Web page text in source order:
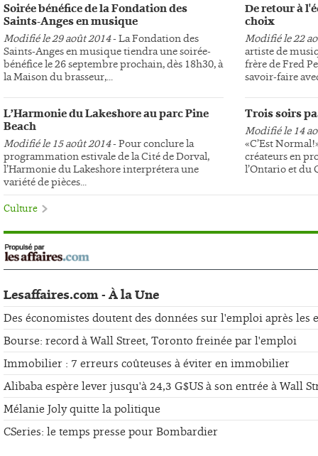
Soirée bénéfice de la Fondation des
Saints-Anges en musique
Modifié le 29 août 2014- La Fondation des
Saints-Anges en musique tiendra une soirée-
bénéfice le 26 septembre prochain, dès 18h30, à
la Maison du brasseur,...
L’Harmonie du Lakeshore au parc Pine
Beach
Modifié le 15 août 2014- Pour conclure la
programmation estivale de la Cité de Dorval,
l’Harmonie du Lakeshore interprétera une
variété de pièces...
De retour à
choix
Modifié le 22
artiste de
frère de Fred
savoir-faire
Trois soirs
Modifié le 14
«C’Est
créateurs en
l’Ontario et du
Culture
Lesaffaires.com - À la Une
Des économistes doutent des données sur l'emploi après
Bourse: record à Wall Street, Toronto freinée par l'emploi
Immobilier : 7 erreurs coûteuses à éviter en immobilier
Alibaba espère lever jusqu'à 24,3 G$US à son entrée à Wall
Mélanie Joly quitte la politique
CSeries: le temps presse pour Bombardier